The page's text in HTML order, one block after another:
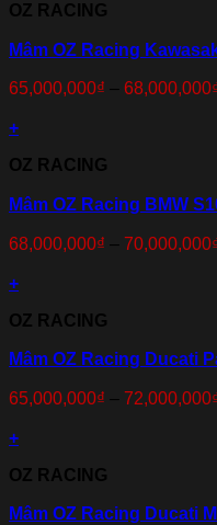
OZ RACING
Mâm OZ Racing
65,000,000₫ – 68,000,000
+
OZ RACING
Mâm OZ Racing BMW
68,000,000₫ – 70,000,000
+
OZ RACING
Mâm OZ Racing Ducati
65,000,000₫ – 72,000,000
+
OZ RACING
Mâm OZ Racing Ducati